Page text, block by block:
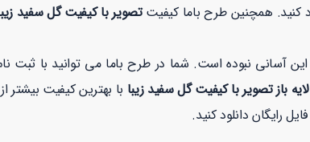
کنید. همچنین طرح باما کیفیتتصویر با کیفیت گل سفید
آسانی نبوده است. شما در طرح باما می توانید با ثبت
باز تصویر با کیفیت گل سفید زیبا